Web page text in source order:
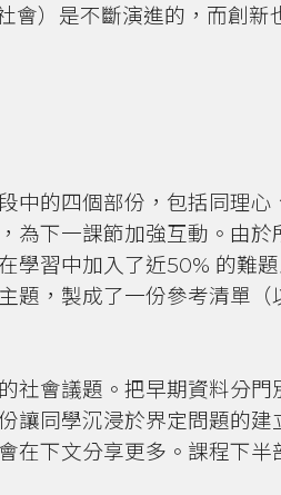
會）是不斷演進的，而創
中的四個部份，包括同理
為下一課節加強互動。由
學習中加入了近50% 的難
，製成了一份參考清單
社會議題。把早期資料分
讓同學沉浸於界定問題的
下文分享更多。課程下半